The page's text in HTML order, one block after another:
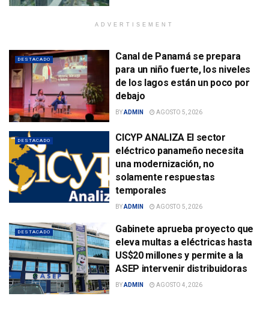
ADVERTISEMENT
DESTACADO
Canal de Panamá se prepara
para un niño fuerte, los niveles
de los lagos están un poco por
debajo
BYADMIN AGOSTO 5, 2026
DESTACADO
CICYP ANALIZA El sector
eléctrico panameño necesita
una modernización, no
solamente respuestas
temporales
BYADMIN AGOSTO 5, 2026
DESTACADO
Gabinete aprueba proyecto que
eleva multas a eléctricas hasta
US$20 millones y permite a la
ASEP intervenir distribuidoras
BYADMIN AGOSTO 4, 2026